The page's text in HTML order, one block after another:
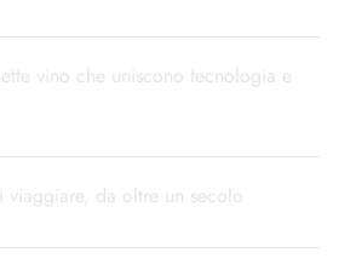
vino che uniscono tecnologia e
viaggiare, da oltre un secolo